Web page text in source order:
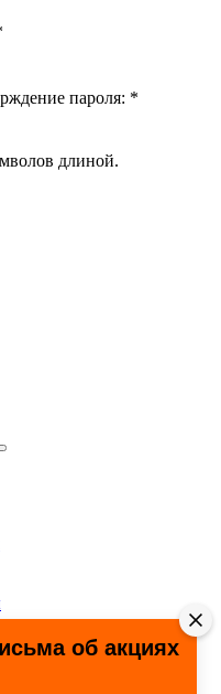
пароля: *
длиной.
об акциях